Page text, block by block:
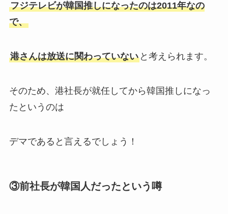
フジテレビが韓国推しになったのは2011年なの
で、
港さんは放送に関わっていないと考えられます。
そのため、港社長が就任してから韓国推しになっ
たというのは
デマであると言えるでしょう！
③前社長が韓国人だったという噂